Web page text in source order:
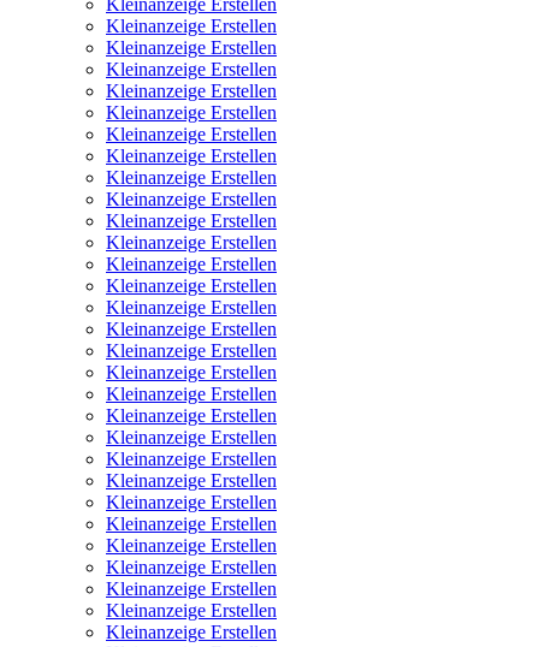
Kleinanzeige Erstellen
Kleinanzeige Erstellen
Kleinanzeige Erstellen
Kleinanzeige Erstellen
Kleinanzeige Erstellen
Kleinanzeige Erstellen
Kleinanzeige Erstellen
Kleinanzeige Erstellen
Kleinanzeige Erstellen
Kleinanzeige Erstellen
Kleinanzeige Erstellen
Kleinanzeige Erstellen
Kleinanzeige Erstellen
Kleinanzeige Erstellen
Kleinanzeige Erstellen
Kleinanzeige Erstellen
Kleinanzeige Erstellen
Kleinanzeige Erstellen
Kleinanzeige Erstellen
Kleinanzeige Erstellen
Kleinanzeige Erstellen
Kleinanzeige Erstellen
Kleinanzeige Erstellen
Kleinanzeige Erstellen
Kleinanzeige Erstellen
Kleinanzeige Erstellen
Kleinanzeige Erstellen
Kleinanzeige Erstellen
Kleinanzeige Erstellen